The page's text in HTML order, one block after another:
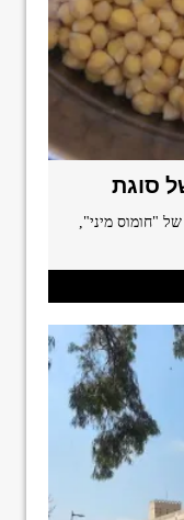
סוגת
"חומוס מיני",